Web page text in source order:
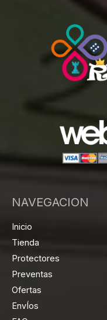
NAVEGACION
Inicio
Tienda
Protectores
Preventas
Ofertas
EnvÍos